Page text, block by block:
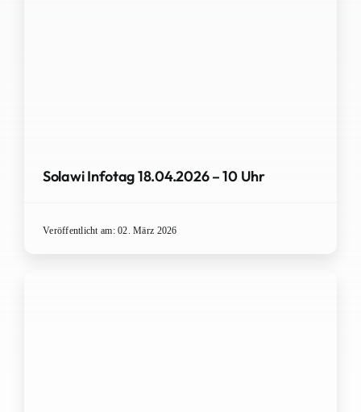
Solawi Infotag 18.04.2026 – 10 Uhr
Veröffentlicht am: 02. März 2026